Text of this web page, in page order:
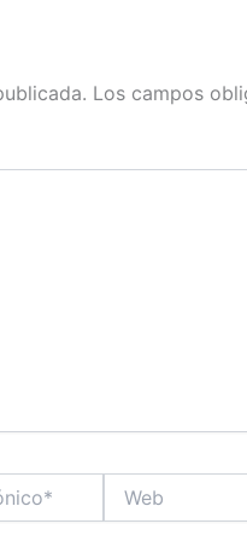
Los campos